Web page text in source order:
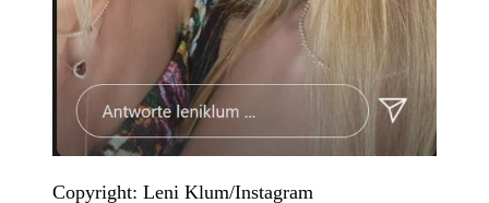
Copyright: Leni Klum/Instagram